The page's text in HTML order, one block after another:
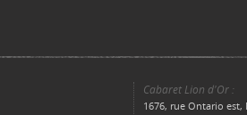
Cabaret Lion d'Or :
1676, rue Ontario est,